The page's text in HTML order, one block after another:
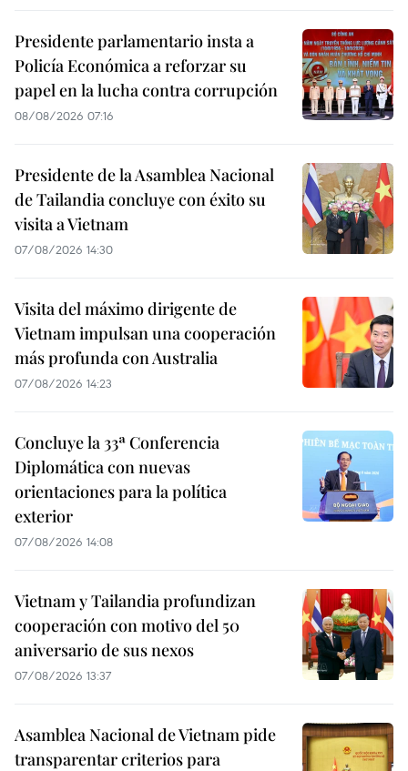
Presidente parlamentario insta a
Policía Económica a reforzar su
papel en la lucha contra corrupción
08/08/2026 07:16
Presidente de la Asamblea Nacional
de Tailandia concluye con éxito su
visita a Vietnam
07/08/2026 14:30
Visita del máximo dirigente de
Vietnam impulsan una cooperación
más profunda con Australia
07/08/2026 14:23
Concluye la 33ª Conferencia
Diplomática con nuevas
orientaciones para la política
exterior
07/08/2026 14:08
Vietnam y Tailandia profundizan
cooperación con motivo del 50
aniversario de sus nexos
07/08/2026 13:37
Asamblea Nacional de Vietnam pide
transparentar criterios para